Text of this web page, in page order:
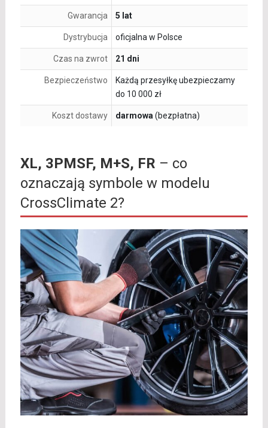
Gwarancja 5 lat
Dystrybucja oficjalna w Polsce
Czas na zwrot 21 dni
Bezpieczeństwo
Każdą przesyłkę ubezpieczamy
do 10 000 zł
Koszt dostawy darmowa (bezpłatna)
XL, 3PMSF, M+S, FR – co
oznaczają symbole w modelu
CrossClimate 2?